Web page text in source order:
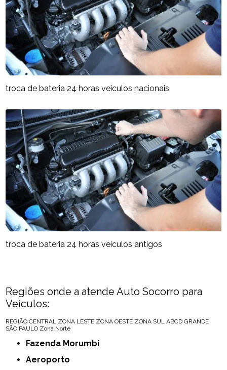
troca de bateria 24 horas veículos nacionais
troca de bateria 24 horas veículos antigos
Regiões onde a atende Auto Socorro para
Veículos:
REGIÃO CENTRAL ZONA LESTE ZONA OESTE ZONA SUL ABCD GRANDE
SÃO PAULO Zona Norte
Fazenda Morumbi
Aeroporto